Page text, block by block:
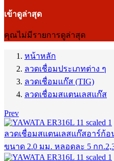
เข้าดูล่าสุด
คุณไม่มีรายการดูล่าสุด
หน้าหลัก
ลวดเชื่อมประเภทต่าง ๆ
ลวดเชื่อมแก๊ส (TIG)
ลวดเชื่อมสแตนเลสแก๊ส
Prev
ลวดเชื่อมสแตนเลสแก๊สอาร์ก้อน
ขนาด 2.0 มม. หลอดละ 5 กก.